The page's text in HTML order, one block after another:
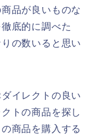
品が良いものな
底的に調べた
の数いると思い
イレクトの良い
トの商品を探し
商品を購入する